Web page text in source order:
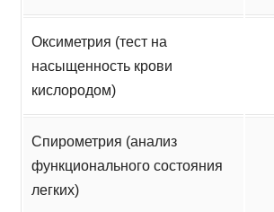
Оксиметрия (тест на
насыщенность крови
кислородом)
Спирометрия (анализ
функционального состояния
легких)